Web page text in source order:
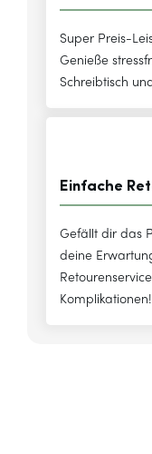
Super Preis-
Genieße
Schreibtisch
Einfache
Gefällt dir das
deine
Komplikationen!